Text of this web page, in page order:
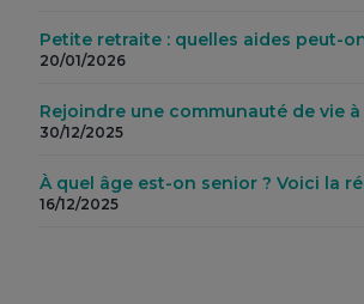
Petite retraite : quelles aides peut-
20/01/2026
Rejoindre une communauté de vie
30/12/2025
À quel âge est-on senior ? Voici la
16/12/2025